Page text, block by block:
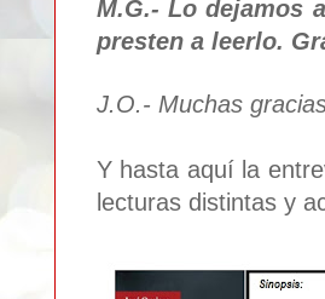
M.G.- Lo dejamos
presten a leerlo.
J.O.- Muchas
Y hasta aquí la
lecturas distintas y